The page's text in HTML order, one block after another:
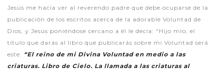
Jesús me hacía ver al reverendo padre que debe ocuparse de la
publicación de los escritos acerca de la adorable Voluntad de
Dios, y Jesús poniéndose cercano a él le decía: “Hijo mío, el
título que darás al libro que publicarás sobre mi Voluntad será
este: “El reino de mi Divina Voluntad en medio a las
criaturas. Libro de Cielo. La llamada a las criaturas al